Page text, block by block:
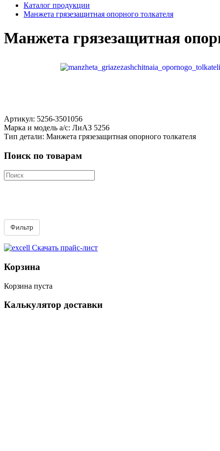
Каталог продукции
Манжета грязезащитная опорного толкателя
Манжета грязезащитная
Артикул: 5256-3501056
Марка и модель а/с: ЛиАЗ 5256
Тип детали: Манжета грязезащитная опорного толкателя
Поиск по товарам
Скачать прайс-лист
Корзина
Корзина пуста
Калькулятор доставки